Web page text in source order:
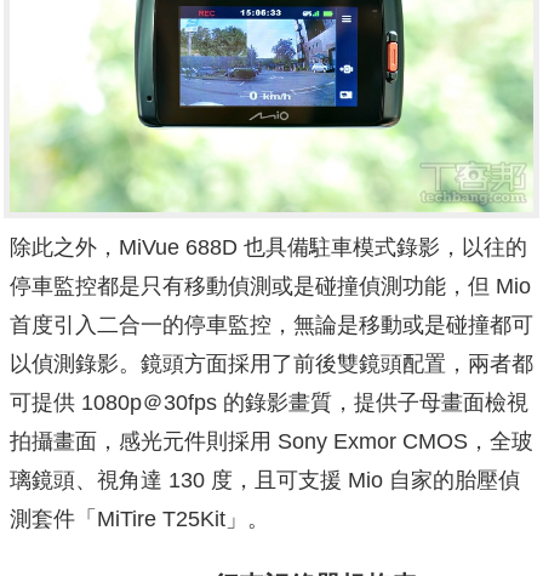
除此之外，MiVue 688D 也具備駐車模式錄影，以往的
停車監控都是只有移動偵測或是碰撞偵測功能，但 Mio
首度引入二合一的停車監控，無論是移動或是碰撞都可
以偵測錄影。鏡頭方面採用了前後雙鏡頭配置，兩者都
可提供 1080p＠30fps 的錄影畫質，提供子母畫面檢視
拍攝畫面，感光元件則採用 Sony Exmor CMOS，全玻
璃鏡頭、視角達 130 度，且可支援 Mio 自家的胎壓偵
測套件「MiTire T25Kit」。